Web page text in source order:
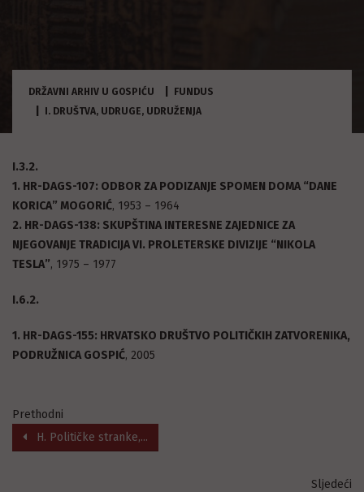
DRŽAVNI ARHIV U GOSPIĆU
FUNDUS
I. DRUŠTVA, UDRUGE, UDRUŽENJA
I.3.2.
1. HR-DAGS-107: ODBOR ZA PODIZANJE SPOMEN DOMA “DANE
KORICA” MOGORIĆ, 1953 – 1964
2. HR-DAGS-138: SKUPŠTINA INTERESNE ZAJEDNICE ZA
NJEGOVANJE TRADICIJA VI. PROLETERSKE DIVIZIJE “NIKOLA
TESLA”, 1975 – 1977
I.6.2.
1. HR-DAGS-155: HRVATSKO DRUŠTVO POLITIČKIH ZATVORENIKA,
PODRUŽNICA GOSPIĆ, 2005
Prethodni
H. Političke stranke,...
Sljedeći